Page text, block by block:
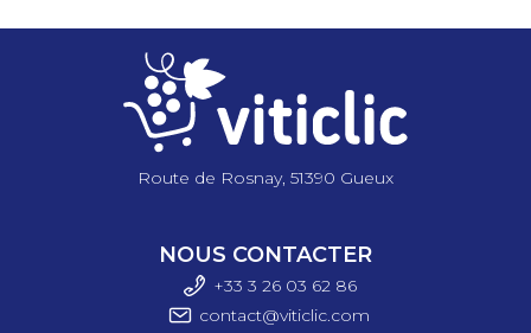
Route de Rosnay, 51390 Gueux
NOUS CONTACTER
+33 3 26 03 62 86
contact@viticlic.com